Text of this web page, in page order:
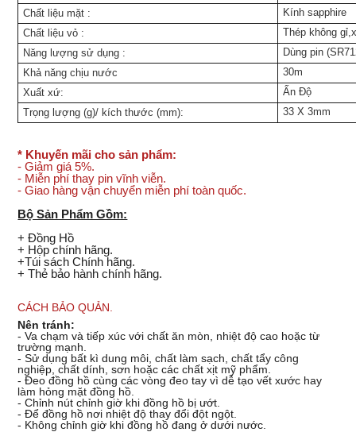
Chất liệu mặt :
Kính sapphire
Chất liệu vỏ :
Thép không
Năng lượng sử dụng :
Dùng pin
Khả năng chịu nước
30m
Xuất xứ:
Ấn Độ
Trọng lượng (g)/ kích thước (mm):
33 X 3mm
* Khuyến mãi cho sản phẩm:
-Giảm giá 5%.
- Miễn phí thay pin vĩnh viễn.
- Giao hàng vận chuyển miễn phí toàn quốc.
Bộ Sản Phẩm Gồm:
+ Đồng Hồ
+ Hộp chính hãng.
+Túi sách Chính hãng.
+ Thẻ bảo hành chính hãng.
CÁCH BẢO QUẢN.
Nên tránh:
- Va chạm và tiếp xúc với chất ăn mòn, nhiệt độ cao hoặc từ
trường mạnh.
- Sử dụng bất kì dung môi, chất làm sạch, chất tẩy công
nghiệp, chất dính, sơn hoặc các chất xịt mỹ phẩm.
- Đeo đồng hồ cùng các vòng đeo tay vì dễ tạo vết xước hay
làm hỏng mặt đồng hồ.
- Chỉnh nút chỉnh giờ khi đồng hồ bị ướt.
- Để đồng hồ nơi nhiệt độ thay đổi đột ngột.
- Không chỉnh giờ khi đồng hồ đang ở dưới nước.